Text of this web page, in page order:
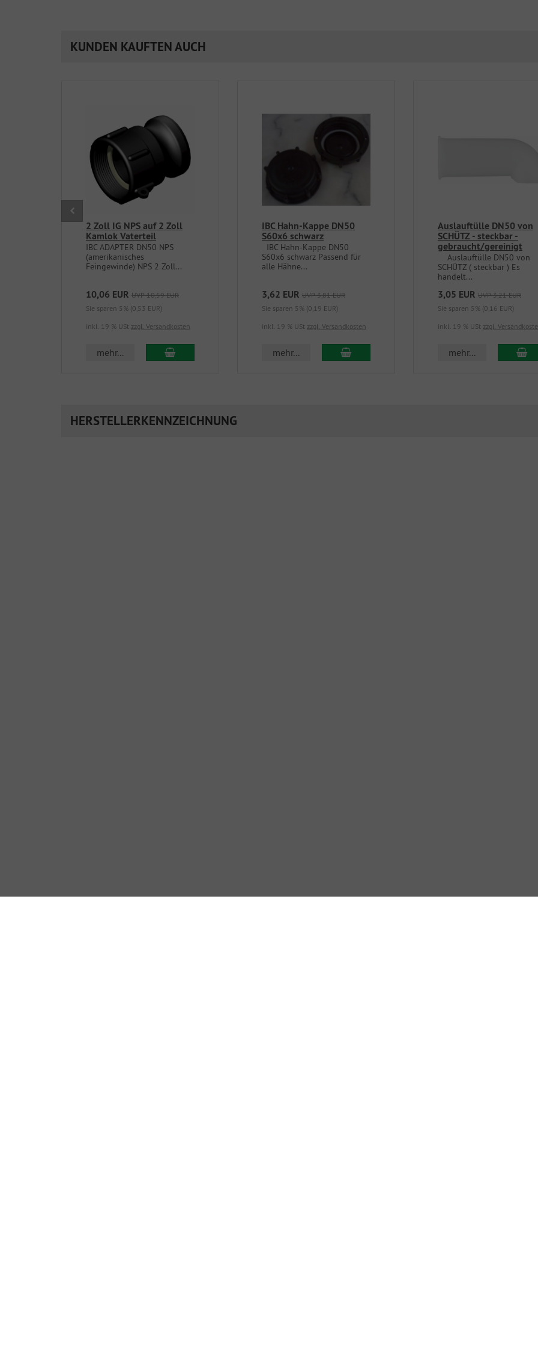
KUNDEN KAUFTEN AUCH
2 Zoll IG NPS auf 2 Zoll
Kamlok Vaterteil
IBC ADAPTER DN50 NPS
(amerikanisches
Feingewinde) NPS 2 Zoll...
10,06 EUR UVP 10,59 EUR
Sie sparen 5% (0,53 EUR)
inkl. 19 % USt zzgl. Versandkosten
mehr... In den Warenkorb
IBC Hahn-Kappe DN50
S60x6 schwarz
IBC Hahn-Kappe DN50
S60x6 schwarz Passend für
alle Hähne...
3,62 EUR UVP 3,81 EUR
Sie sparen 5% (0,19 EUR)
inkl. 19 % USt zzgl. Versandkosten
mehr... In den Warenkorb
Auslauftülle DN50 von
SCHÜTZ - steckbar -
gebraucht/gereinigt
Auslauftülle DN50 von
SCHÜTZ ( steckbar ) Es
handelt...
3,05 EUR UVP 3,21 EUR
Sie sparen 5% (0,16 EUR)
inkl. 19 % USt zzgl.
mehr... In
HERSTELLERKENNZEICHNUNG